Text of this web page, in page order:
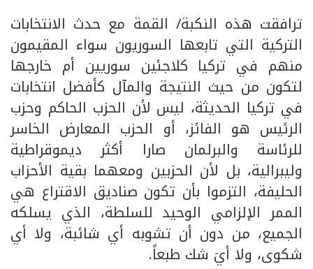
ترافقت هذه النكبة/ القمة مع حدث الانتخابات
التركية التي تابعها السوريون سواء المقيمون
منهم في تركيا كلاجئين سوريين أم خارجها
لتكون من حيث النتيجة والمآل كأفضل انتخابات
في تركيا الحديثة، ليس لأن الحزب الحاكم وحزب
الرئيس هو الفائز، أو الحزب المعارض الخاسر
للرئاسة والبرلمان صارا أكثر ديموقراطية
وليبرالية، بل لأن الحزبين ومعهما بقية الأحزاب
الحليفة، التزموا بأن تكون صناديق الاقتراع هي
الممر الإلزامي الوحيد للسلطة، الذي يسلكه
الجميع، من دون أن تشوبه أي شائبة، ولا أي
شكوى، ولا أيَ شك طبعاً.